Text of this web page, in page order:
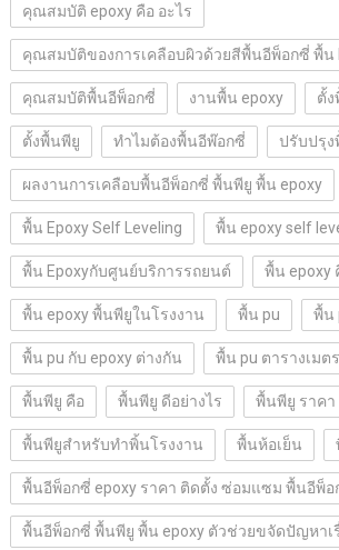
คุณสมบัติ epoxy คือ อะไร
คุณสมบัติของการเคลือบผิวด้วยสีพื้นอีพ็อกซี่ พื้น
คุณสมบัติพื้นอีพ็อกซี่ งานพื้น epoxy ตั้ง
ตั้งพื้นพียู ทำไมต้องพื้นอีพ๊อกซี่ ปรับปรุ
ผลงานการเคลือบพื้นอีพ็อกซี่ พื้นพียู พื้น epoxy
พื้น Epoxy Self Leveling พื้น epoxy self
พื้น Epoxyกับศูนย์บริการรถยนต์ พื้น epoxy
พื้น epoxy พื้นพียูในโรงงาน พื้น pu พื้น
พื้น pu กับ epoxy ต่างกัน พื้น pu ตารางเมต
พื้นพียู คือ พื้นพียู ดีอย่างไร พื้นพียู ราคา
พื้นพียูสำหรับทำพิ้นโรงงาน พื้นห้อเย็น
พื้นอีพ็อกซี่ epoxy ราคา ติดตั้ง ซ่อมแซม พื้นอีพ็อ
พื้นอีพ็อกซี่ พื้นพียู พื้น epoxy ตัวช่วยขจัดปัญหาเ